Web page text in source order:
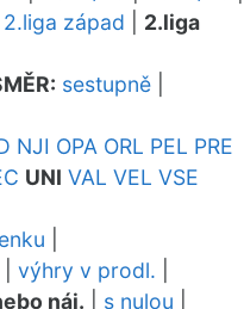
2.liga západ
2.liga
sestupně
NJI OPA ORL PEL PRE
UNI VAL VEL VSE
výhry v prodl.
náj. s nulou